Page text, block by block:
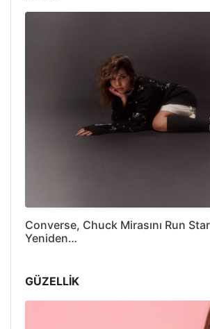
Converse, Chuck Mirasını Run
Yeniden…
GÜZELLİK